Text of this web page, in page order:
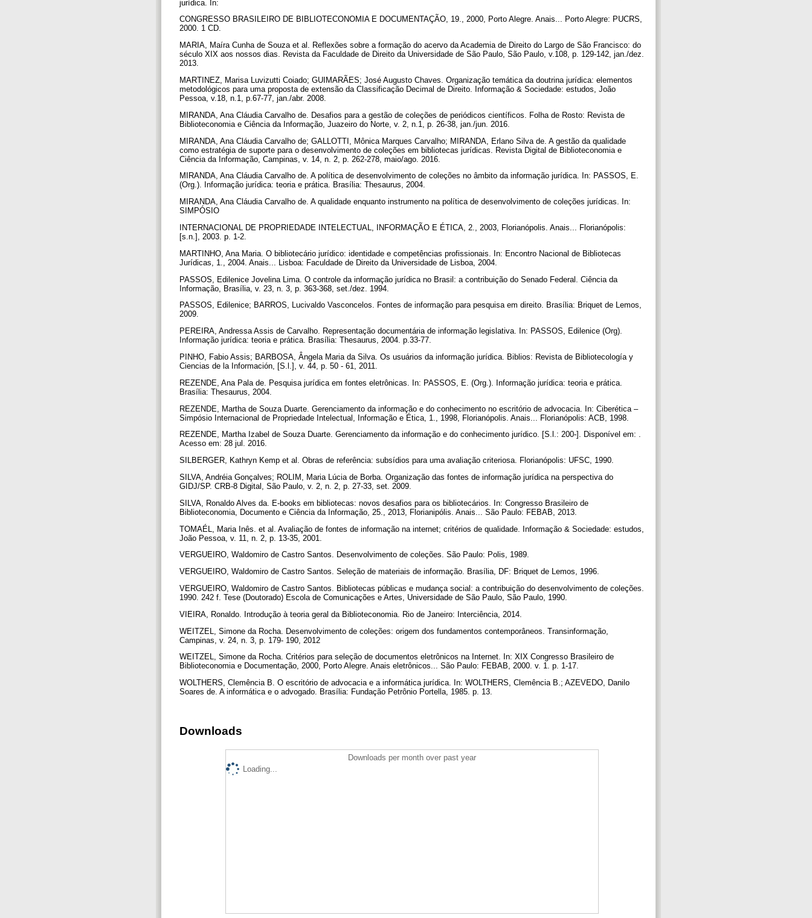
jurídica. In:
CONGRESSO BRASILEIRO DE BIBLIOTECONOMIA E DOCUMENTAÇÃO, 19., 2000, Porto Alegre. Anais... Porto Alegre: PUCRS,
2000. 1 CD.
MARIA, Maíra Cunha de Souza et al. Reflexões sobre a formação do acervo da Academia de Direito do Largo de São Francisco: do
século XIX aos nossos dias. Revista da Faculdade de Direito da Universidade de São Paulo, São Paulo, v.108, p. 129-142, jan./dez.
2013.
MARTINEZ, Marisa Luvizutti Coiado; GUIMARÃES; José Augusto Chaves. Organização temática da doutrina jurídica: elementos
metodológicos para uma proposta de extensão da Classificação Decimal de Direito. Informação & Sociedade: estudos, João
Pessoa, v.18, n.1, p.67-77, jan./abr. 2008.
MIRANDA, Ana Cláudia Carvalho de. Desafios para a gestão de coleções de periódicos científicos. Folha de Rosto: Revista de
Biblioteconomia e Ciência da Informação, Juazeiro do Norte, v. 2, n.1, p. 26-38, jan./jun. 2016.
MIRANDA, Ana Cláudia Carvalho de; GALLOTTI, Mônica Marques Carvalho; MIRANDA, Erlano Silva de. A gestão da qualidade
como estratégia de suporte para o desenvolvimento de coleções em bibliotecas jurídicas. Revista Digital de Biblioteconomia e
Ciência da Informação, Campinas, v. 14, n. 2, p. 262-278, maio/ago. 2016.
MIRANDA, Ana Cláudia Carvalho de. A política de desenvolvimento de coleções no âmbito da informação jurídica. In: PASSOS, E.
(Org.). Informação jurídica: teoria e prática. Brasília: Thesaurus, 2004.
MIRANDA, Ana Cláudia Carvalho de. A qualidade enquanto instrumento na política de desenvolvimento de coleções jurídicas. In:
SIMPÓSIO
INTERNACIONAL DE PROPRIEDADE INTELECTUAL, INFORMAÇÃO E ÉTICA, 2., 2003, Florianópolis. Anais... Florianópolis:
[s.n.], 2003. p. 1-2.
MARTINHO, Ana Maria. O bibliotecário jurídico: identidade e competências profissionais. In: Encontro Nacional de Bibliotecas
Jurídicas, 1., 2004. Anais... Lisboa: Faculdade de Direito da Universidade de Lisboa, 2004.
PASSOS, Edilenice Jovelina Lima. O controle da informação jurídica no Brasil: a contribuição do Senado Federal. Ciência da
Informação, Brasília, v. 23, n. 3, p. 363-368, set./dez. 1994.
PASSOS, Edilenice; BARROS, Lucivaldo Vasconcelos. Fontes de informação para pesquisa em direito. Brasília: Briquet de Lemos,
2009.
PEREIRA, Andressa Assis de Carvalho. Representação documentária de informação legislativa. In: PASSOS, Edilenice (Org).
Informação jurídica: teoria e prática. Brasília: Thesaurus, 2004. p.33-77.
PINHO, Fabio Assis; BARBOSA, Ângela Maria da Silva. Os usuários da informação jurídica. Biblios: Revista de Bibliotecología y
Ciencias de la Información, [S.l.], v. 44, p. 50 - 61, 2011.
REZENDE, Ana Pala de. Pesquisa jurídica em fontes eletrônicas. In: PASSOS, E. (Org.). Informação jurídica: teoria e prática.
Brasília: Thesaurus, 2004.
REZENDE, Martha de Souza Duarte. Gerenciamento da informação e do conhecimento no escritório de advocacia. In: Ciberética –
Simpósio Internacional de Propriedade Intelectual, Informação e Ética, 1., 1998, Florianópolis. Anais... Florianópolis: ACB, 1998.
REZENDE, Martha Izabel de Souza Duarte. Gerenciamento da informação e do conhecimento jurídico. [S.l.: 200-]. Disponível em: .
Acesso em: 28 jul. 2016.
SILBERGER, Kathryn Kemp et al. Obras de referência: subsídios para uma avaliação criteriosa. Florianópolis: UFSC, 1990.
SILVA, Andréia Gonçalves; ROLIM, Maria Lúcia de Borba. Organização das fontes de informação jurídica na perspectiva do
GIDJ/SP. CRB-8 Digital, São Paulo, v. 2, n. 2, p. 27-33, set. 2009.
SILVA, Ronaldo Alves da. E-books em bibliotecas: novos desafios para os bibliotecários. In: Congresso Brasileiro de
Biblioteconomia, Documento e Ciência da Informação, 25., 2013, Florianipólis. Anais... São Paulo: FEBAB, 2013.
TOMAÉL, Maria Inês. et al. Avaliação de fontes de informação na internet; critérios de qualidade. Informação & Sociedade: estudos,
João Pessoa, v. 11, n. 2, p. 13-35, 2001.
VERGUEIRO, Waldomiro de Castro Santos. Desenvolvimento de coleções. São Paulo: Polis, 1989.
VERGUEIRO, Waldomiro de Castro Santos. Seleção de materiais de informação. Brasília, DF: Briquet de Lemos, 1996.
VERGUEIRO, Waldomiro de Castro Santos. Bibliotecas públicas e mudança social: a contribuição do desenvolvimento de coleções.
1990. 242 f. Tese (Doutorado) Escola de Comunicações e Artes, Universidade de São Paulo, São Paulo, 1990.
VIEIRA, Ronaldo. Introdução à teoria geral da Biblioteconomia. Rio de Janeiro: Interciência, 2014.
WEITZEL, Simone da Rocha. Desenvolvimento de coleções: origem dos fundamentos contemporâneos. Transinformação,
Campinas, v. 24, n. 3, p. 179- 190, 2012
WEITZEL, Simone da Rocha. Critérios para seleção de documentos eletrônicos na Internet. In: XIX Congresso Brasileiro de
Biblioteconomia e Documentação, 2000, Porto Alegre. Anais eletrônicos... São Paulo: FEBAB, 2000. v. 1. p. 1-17.
WOLTHERS, Clemência B. O escritório de advocacia e a informática jurídica. In: WOLTHERS, Clemência B.; AZEVEDO, Danilo
Soares de. A informática e o advogado. Brasília: Fundação Petrônio Portella, 1985. p. 13.
Downloads
Downloads per month over past year
Loading...